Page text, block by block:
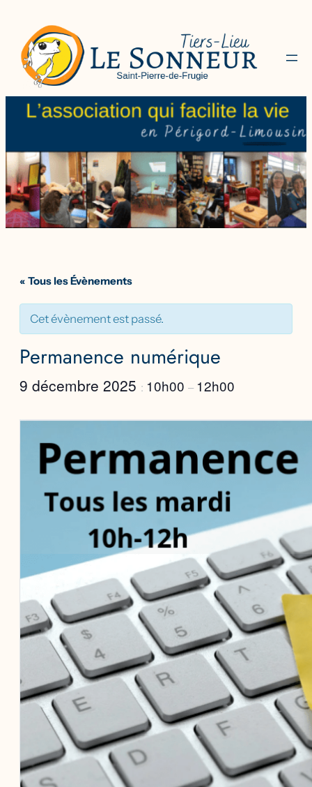
« Tous les Évènements
Cet évènement est passé.
Permanence numérique
9 décembre 2025 : 10h00 – 12h00